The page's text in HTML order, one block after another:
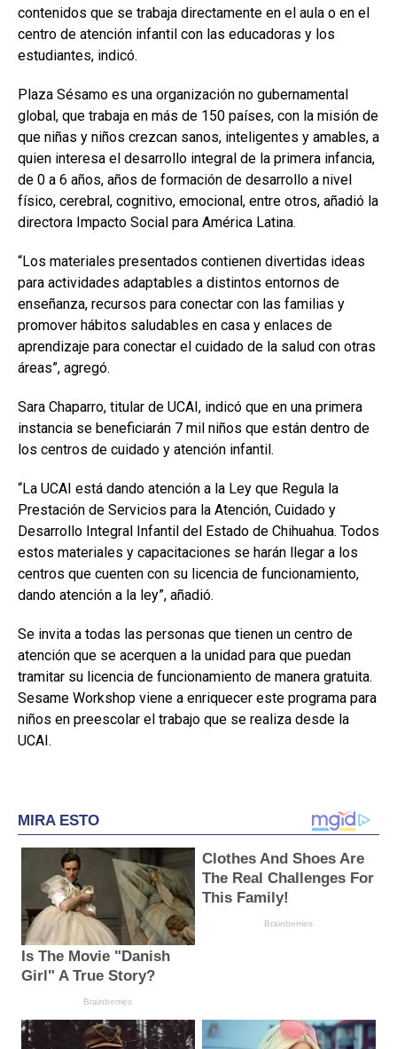
contenidos que se trabaja directamente en el aula o en el
centro de atención infantil con las educadoras y los
estudiantes, indicó.
Plaza Sésamo es una organización no gubernamental
global, que trabaja en más de 150 países, con la misión de
que niñas y niños crezcan sanos, inteligentes y amables, a
quien interesa el desarrollo integral de la primera infancia,
de 0 a 6 años, años de formación de desarrollo a nivel
físico, cerebral, cognitivo, emocional, entre otros, añadió la
directora Impacto Social para América Latina.
“Los materiales presentados contienen divertidas ideas
para actividades adaptables a distintos entornos de
enseñanza, recursos para conectar con las familias y
promover hábitos saludables en casa y enlaces de
aprendizaje para conectar el cuidado de la salud con otras
áreas”, agregó.
Sara Chaparro, titular de UCAI, indicó que en una primera
instancia se beneficiarán 7 mil niños que están dentro de
los centros de cuidado y atención infantil.
“La UCAI está dando atención a la Ley que Regula la
Prestación de Servicios para la Atención, Cuidado y
Desarrollo Integral Infantil del Estado de Chihuahua. Todos
estos materiales y capacitaciones se harán llegar a los
centros que cuenten con su licencia de funcionamiento,
dando atención a la ley”, añadió.
Se invita a todas las personas que tienen un centro de
atención que se acerquen a la unidad para que puedan
tramitar su licencia de funcionamiento de manera gratuita.
Sesame Workshop viene a enriquecer este programa para
niños en preescolar el trabajo que se realiza desde la
UCAI.